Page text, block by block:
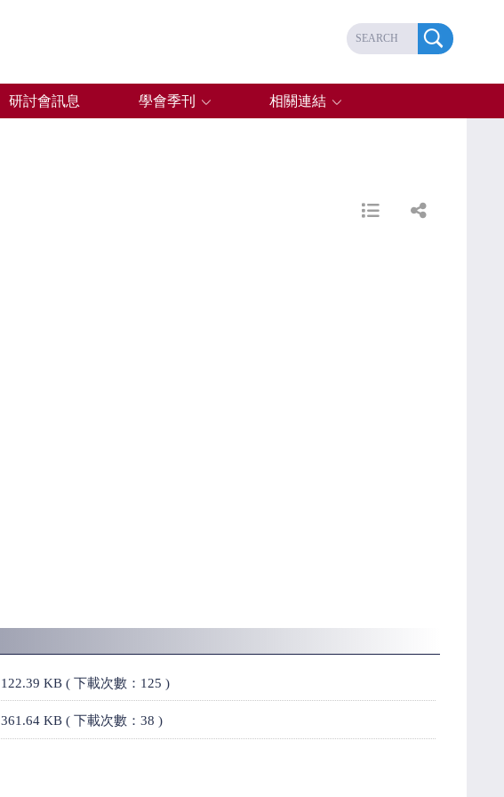
研討會訊息 學會季刊 相關連結
122.39 KB ( 下載次數：125 )
361.64 KB ( 下載次數：38 )